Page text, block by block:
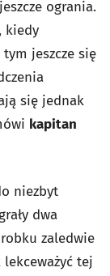
ogrania.
kiedy
jeszcze się
się jednak
kapitan
niezbyt
dwa
zaledwie
tej